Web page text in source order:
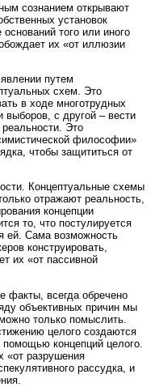
сознанием открывают
установок
того или иного
их «от иллюзии
путем
схем. Это
в ходе многотрудных
выборов, с другой – вести
Это
философии»
чтобы защититься от
Концептуальные схемы
отражают реальность,
концепции
то, что постулируется
ей. Сама возможность
конструировать,
их «от пассивной
всегда обречено
объективных причин мы
только помыслить.
целого создаются
концепций целого.
«от разрушения
рассудка, и